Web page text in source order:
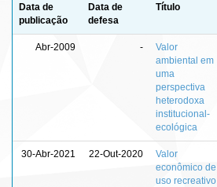
Data de
publicação
Data de
defesa
Título
Abr-2009 -
Valor
ambiental em
uma
perspectiva
heterodoxa
institucional-
ecológica
30-Abr-2021 22-Out-2020
Valor
econômico de
uso recreativo